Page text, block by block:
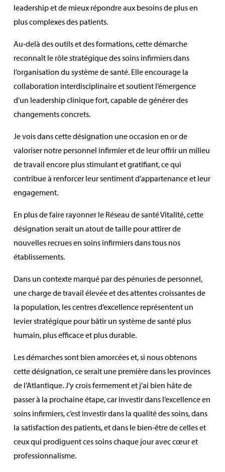
leadership et de mieux répondre aux besoins de plus en
plus complexes des patients.
Au‑delà des outils et des formations, cette démarche
reconnaît le rôle stratégique des soins infirmiers dans
l’organisation du système de santé. Elle encourage la
collaboration interdisciplinaire et soutient l’émergence
d’un leadership clinique fort, capable de générer des
changements concrets.
Je vois dans cette désignation une occasion en or de
valoriser notre personnel infirmier et de leur offrir un milieu
de travail encore plus stimulant et gratifiant, ce qui
contribue à renforcer leur sentiment d’appartenance et leur
engagement.
En plus de faire rayonner le Réseau de santé Vitalité, cette
désignation serait un atout de taille pour attirer de
nouvelles recrues en soins infirmiers dans tous nos
établissements.
Dans un contexte marqué par des pénuries de personnel,
une charge de travail élevée et des attentes croissantes de
la population, les centres d’excellence représentent un
levier stratégique pour bâtir un système de santé plus
humain, plus efficace et plus durable.
Les démarches sont bien amorcées et, si nous obtenons
cette désignation, ce serait une première dans les provinces
de l’Atlantique. J’y crois fermement et j’ai bien hâte de
passer à la prochaine étape, car investir dans l’excellence en
soins infirmiers, c’est investir dans la qualité des soins, dans
la satisfaction des patients, et dans le bien‑être de celles et
ceux qui prodiguent ces soins chaque jour avec cœur et
professionnalisme.